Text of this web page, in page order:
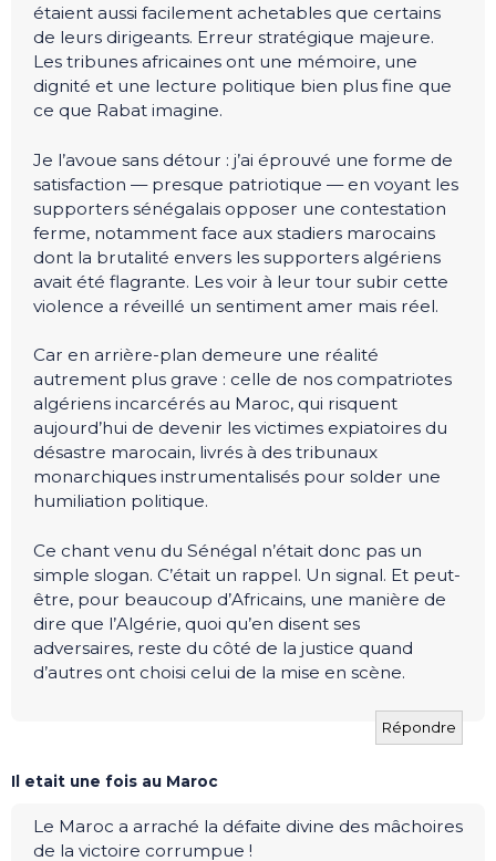
étaient aussi facilement achetables que certains
de leurs dirigeants. Erreur stratégique majeure.
Les tribunes africaines ont une mémoire, une
dignité et une lecture politique bien plus fine que
ce que Rabat imagine.
Je l’avoue sans détour : j’ai éprouvé une forme de
satisfaction — presque patriotique — en voyant les
supporters sénégalais opposer une contestation
ferme, notamment face aux stadiers marocains
dont la brutalité envers les supporters algériens
avait été flagrante. Les voir à leur tour subir cette
violence a réveillé un sentiment amer mais réel.
Car en arrière-plan demeure une réalité
autrement plus grave : celle de nos compatriotes
algériens incarcérés au Maroc, qui risquent
aujourd’hui de devenir les victimes expiatoires du
désastre marocain, livrés à des tribunaux
monarchiques instrumentalisés pour solder une
humiliation politique.
Ce chant venu du Sénégal n’était donc pas un
simple slogan. C’était un rappel. Un signal. Et peut-
être, pour beaucoup d’Africains, une manière de
dire que l’Algérie, quoi qu’en disent ses
adversaires, reste du côté de la justice quand
d’autres ont choisi celui de la mise en scène.
Répondre
Il etait une fois au Maroc
Le Maroc a arraché la défaite divine des mâchoires
de la victoire corrumpue !